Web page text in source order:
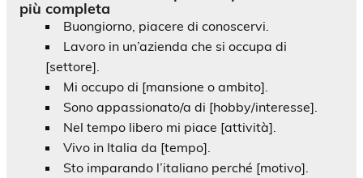
più completa
Buongiorno, piacere di conoscervi.
Lavoro in un’azienda che si occupa di
[settore].
Mi occupo di [mansione o ambito].
Sono appassionato/a di [hobby/interesse].
Nel tempo libero mi piace [attività].
Vivo in Italia da [tempo].
Sto imparando l’italiano perché [motivo].